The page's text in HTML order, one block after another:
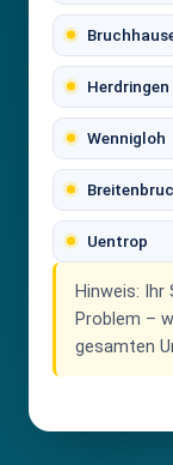
Herdringen
Wennigloh
Uentrop
Hinweis:
Problem –
gesamten